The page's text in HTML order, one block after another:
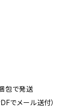
包で発送
でメール送付）